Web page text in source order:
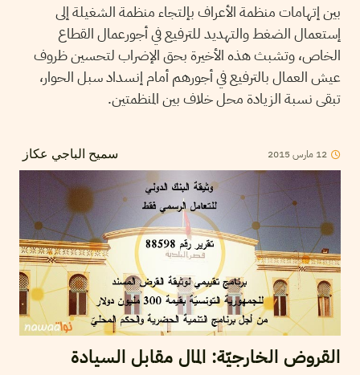
بين إتهامات منظمة الأعراف بإلتجاء منظمة الشغيلة إلى
إستعمال الضغط والتهديد للترفيع في أجورعمال القطاع
الخاص، وتشبث هذه الأخيرة بحق الإضراب لتحسين ظروف
عيش العمال بالترفيع في أجورهم أمام إنسداد سبل الحوار،
تبقى نسبة الزيادة محل خلاف بين المنظمتين.
سميح الباجي عكاز 12 مارس 2015
القروض الخارجيّة: المال مقابل السيادة